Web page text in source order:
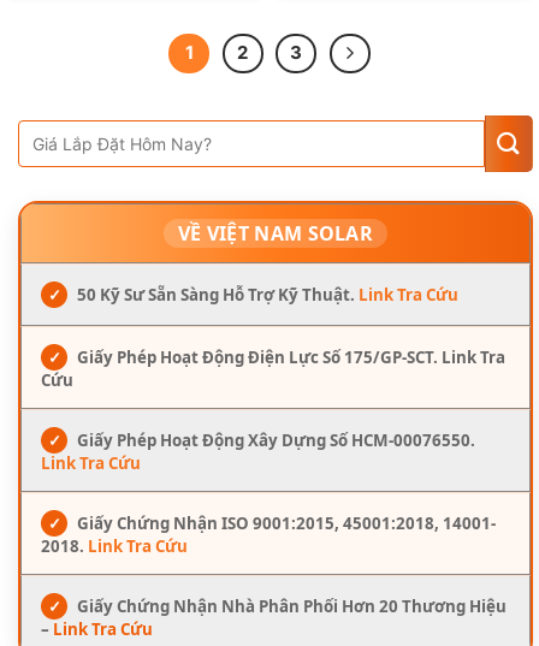
1 2 3
VỀ VIỆT NAM SOLAR
✓ 50 Kỹ Sư Sẵn Sàng Hỗ Trợ Kỹ Thuật. Link Tra Cứu
✓
Giấy Phép Hoạt Động Điện Lực Số 175/GP-SCT. Link Tra
Cứu
✓
Giấy Phép Hoạt Động Xây Dựng Số HCM-00076550.
Link Tra Cứu
✓
Giấy Chứng Nhận ISO 9001:2015, 45001:2018, 14001-
2018. Link Tra Cứu
✓
Giấy Chứng Nhận Nhà Phân Phối Hơn 20 Thương Hiệu
– Link Tra Cứu